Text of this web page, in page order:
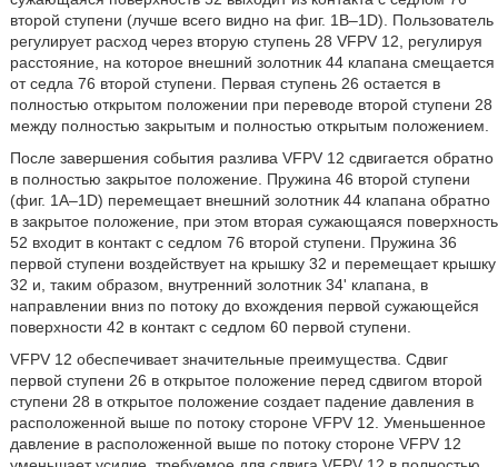
второй ступени (лучше всего видно на фиг. 1B–1D). Пользователь
регулирует расход через вторую ступень 28 VFPV 12, регулируя
расстояние, на которое внешний золотник 44 клапана смещается
от седла 76 второй ступени. Первая ступень 26 остается в
полностью открытом положении при переводе второй ступени 28
между полностью закрытым и полностью открытым положением.
После завершения события разлива VFPV 12 сдвигается обратно
в полностью закрытое положение. Пружина 46 второй ступени
(фиг. 1A–1D) перемещает внешний золотник 44 клапана обратно
в закрытое положение, при этом вторая сужающаяся поверхность
52 входит в контакт с седлом 76 второй ступени. Пружина 36
первой ступени воздействует на крышку 32 и перемещает крышку
32 и, таким образом, внутренний золотник 34' клапана, в
направлении вниз по потоку до вхождения первой сужающейся
поверхности 42 в контакт с седлом 60 первой ступени.
VFPV 12 обеспечивает значительные преимущества. Сдвиг
первой ступени 26 в открытое положение перед сдвигом второй
ступени 28 в открытое положение создает падение давления в
расположенной выше по потоку стороне VFPV 12. Уменьшенное
давление в расположенной выше по потоку стороне VFPV 12